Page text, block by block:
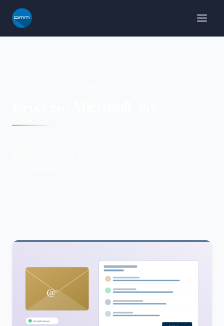
Μετάβαση
στο
περιεχόμενο